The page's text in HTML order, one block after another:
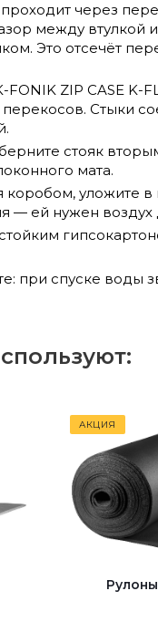
через
между втулкой
Это отсечёт
FONIK ZIP CASE K-
перекосов. Стыки
стояк
мата.
коробом, уложите в
— ей нужен воздух
при спуске воды
АКЦИЯ